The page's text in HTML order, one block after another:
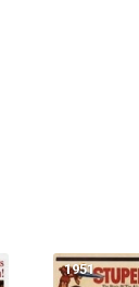
1951